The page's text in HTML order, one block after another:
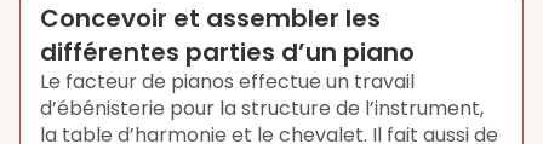
Concevoir et assembler les
différentes parties d’un piano
Le facteur de pianos effectue un travail
d’ébénisterie pour la structure de l’instrument,
la table d’harmonie et le chevalet. Il fait aussi de